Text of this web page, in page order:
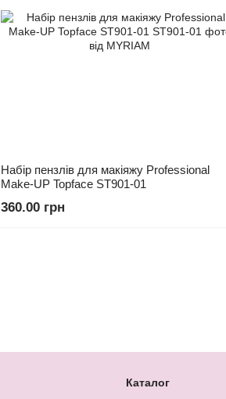
Набір пензлів для макіяжу Professional
Make-UP Topface ST901-01
360.00 грн
Каталог